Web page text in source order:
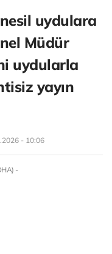
uydulara
Müdür
uydularla
yayın
- 10:06
-